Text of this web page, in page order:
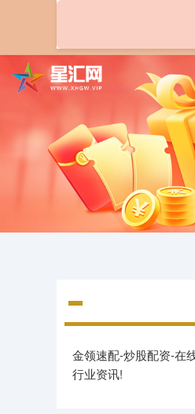
金领速配-炒股配资-在
行业资讯!